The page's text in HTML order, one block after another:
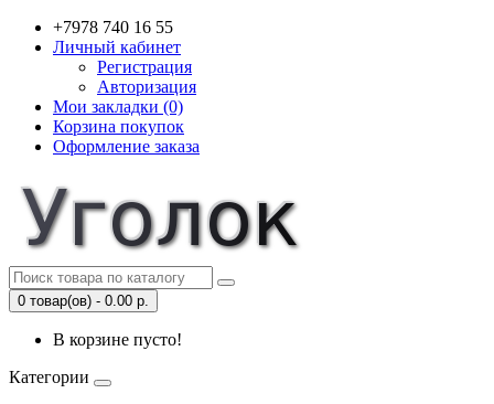
+7978 740 16 55
Личный кабинет
Регистрация
Авторизация
Мои закладки (0)
Корзина покупок
Оформление заказа
0 товар(ов) - 0.00 р.
В корзине пусто!
Категории